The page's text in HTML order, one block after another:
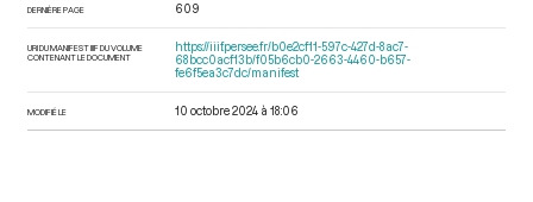
DERNIÈRE PAGE 609
URI DU MANIFEST IIIF DU VOLUME
CONTENANT LE DOCUMENT
https://iiif.persee.fr/b0e2cf11-597c-427d-8ac7-
68bcc0acf13b/f05b6cb0-2663-4460-b657-
fe6f5ea3c7dc/manifest
MODIFIÉ LE 10 octobre 2024 à 18:06